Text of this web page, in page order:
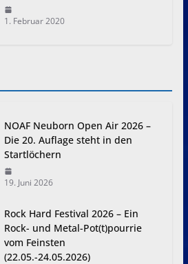
1. Februar 2020
NOAF Neuborn Open Air 2026 –
Die 20. Auflage steht in den
Startlöchern
19. Juni 2026
Rock Hard Festival 2026 – Ein
Rock- und Metal-Pot(t)pourrie
vom Feinsten
(22.05.-24.05.2026)